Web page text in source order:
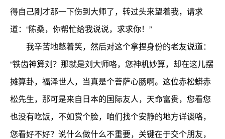
得自己刚才那一下伤到大师了，转过头来望着我，请求
道：“陈桑，你帮忙给我说说，求求你！”
我辛苦地憋着笑，然后对这个拿捏身份的老友说道：
“铁齿神算刘？那就是刘大师咯，您神机妙算，却在这儿摆
摊算卦，福泽世人，当真是个菩萨心肠啊。这位赤松蟒赤
松先生，那可是来自日本的国际友人，天命富贵，您看您
也没有吃饭，不如赏个脸，咱们找个安静的地方详谈咯，
您看好不好？说什么做什么不重要，关键在于交个朋友，